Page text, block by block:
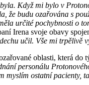
Když mi bylo v
že budu ozařována s
určité pochybnosti o
Irena svoje obavy
učil. Vše mi trpělivě
oblasti, která do
personálu
myslím ostatní pacienty,